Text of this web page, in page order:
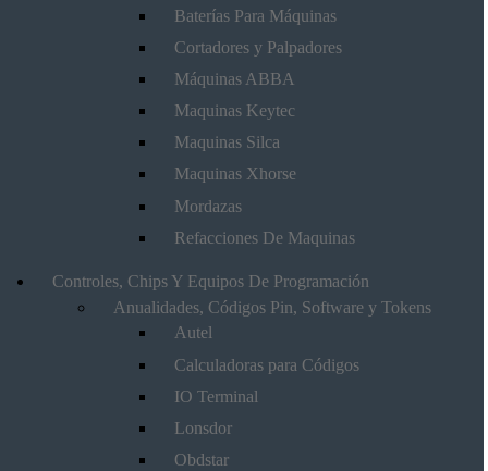
Baterías Para Máquinas
Cortadores y Palpadores
Máquinas ABBA
Maquinas Keytec
Maquinas Silca
Maquinas Xhorse
Mordazas
Refacciones De Maquinas
Controles, Chips Y Equipos De Programación
Anualidades, Códigos Pin, Software y Tokens
Autel
Calculadoras para Códigos
IO Terminal
Lonsdor
Obdstar